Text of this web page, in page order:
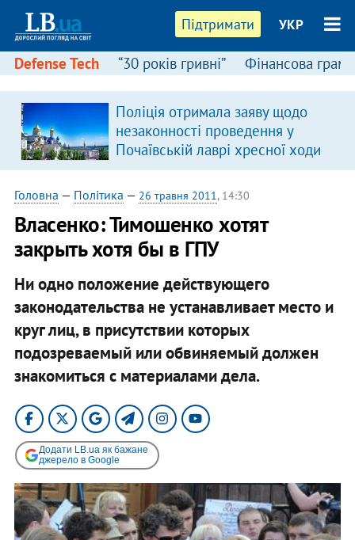
Підтримати УКР
Defense Tech “30 років гривні” Фінансова
Поліція отримала заяву щодо
незаконності проведення у
Почаївській лаврі хресної ходи
Головна — Політика — 26 травня 2011, 14:30
Власенко: Тимошенко хотят
закрыть хотя бы в ГПУ
Ни одно положение действующего
законодательства не устанавливает место и
круг лиц, в присутствии которых
подозреваемый или обвиняемый должен
знакомиться с материалами дела.
Додати LB.ua як бажане
джерело в Google